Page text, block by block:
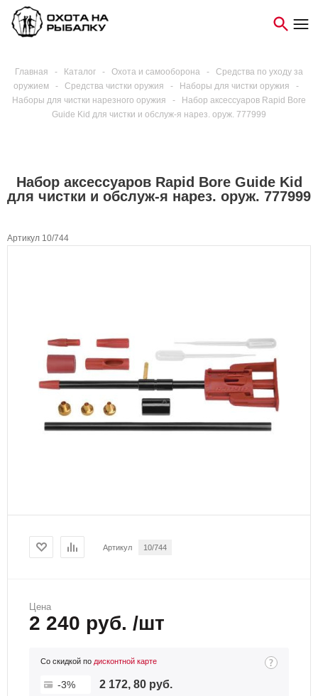
Главная - Каталог - Охота и самооборона -
Средства по уходу за
оружием
- Средства чистки оружия - Наборы для чистки оружия
-
Наборы для чистки нарезного оружия
-
Набор аксессуаров Rapid Bore
Guide Kid для чистки и обслуж-я нарез. оруж. 777999
Набор аксессуаров Rapid Bore Guide Kid
для чистки и обслуж-я нарез. оруж. 777999
Артикул 10/744
Артикул 10/744
Цена
2 240 руб. /шт
Со скидкой по дисконтной карте
-3% 2 172, 80 руб.